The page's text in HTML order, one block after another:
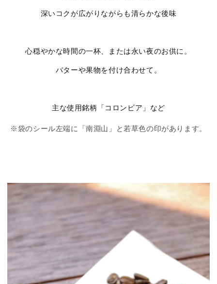
深いコクが広がりながらも清らかな後味
心穏やかな時間の一杯、または永い夜のお供に。
バターや果物を付け合わせて。
主な使用銘柄「コロンビア」など
※袋のシール左端に「南淵山」と若草色の印があります。